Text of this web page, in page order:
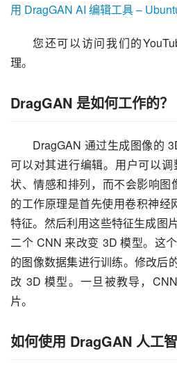
用 DragGAN AI 编辑工具 –
您还可以访问我们的
理。
DragGAN 是如何工作的？
DragGAN 通过生成图像的
可以对其进行编辑。用户可以
状、情感和排列，而不会影响图
的工作原理是首先使用卷积神经
特征。然后利用这些特征生成图
二个 CNN 来改变 3D 模型。这
的图像数据集进行训练。修改后
改 3D 模型。一旦被教导，
片。
如何使用 DragGAN 人工智